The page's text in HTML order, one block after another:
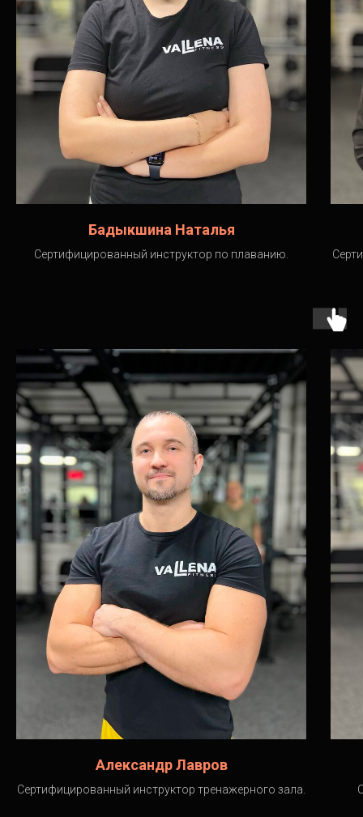
Бадыкшина Наталья
Сертифицированный инструктор по плаванию.
Александр Лавров
Сертифицированный инструктор тренажерного зала.